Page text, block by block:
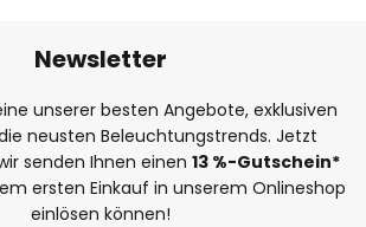
Newsletter
unserer besten Angebote, exklusiven
neusten Beleuchtungstrends. Jetzt
senden Ihnen einen 13 %-Gutschein*
ersten Einkauf in unserem Onlineshop
einlösen können!